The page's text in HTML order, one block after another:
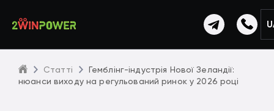
Статті
Гемблінг-індустрія Нової Зеландії:
нюанси виходу на регульований ринок у 2026 році